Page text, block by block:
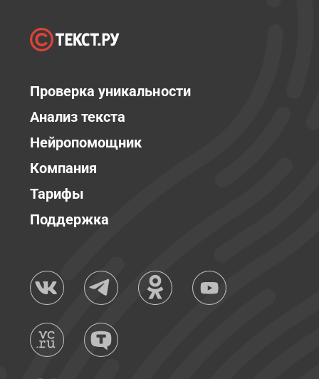
Проверка уникальности
Анализ текста
Нейропомощник
Компания
Тарифы
Поддержка